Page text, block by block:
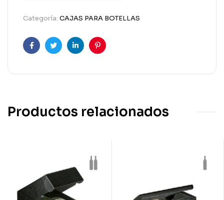
Categoría: CAJAS PARA BOTELLAS
FacebookTwitterLinkedinPinterest
Productos relacionados